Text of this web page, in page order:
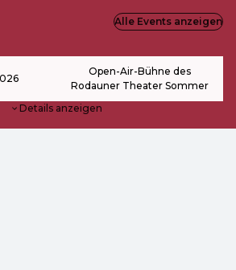
Open-Air-Bühne des
Rodauner Theater Sommer
Details anzeigen
Alle Events anzeigen